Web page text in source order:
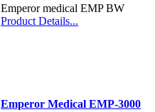
Emperor medical EMP BW
Product Details...
Emperor Medical EMP-3000